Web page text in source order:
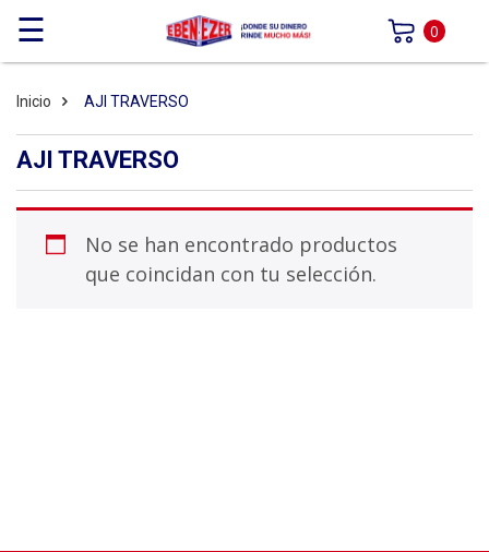
☰ 0
Inicio AJI TRAVERSO
AJI TRAVERSO
No se han encontrado productos
que coincidan con tu selección.